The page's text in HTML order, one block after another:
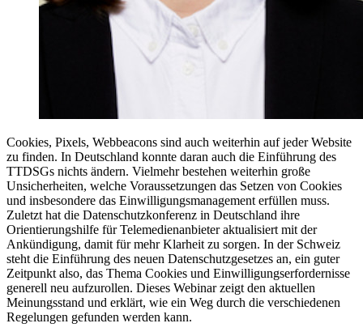
Cookies, Pixels, Webbeacons sind auch weiterhin auf jeder Website
zu finden. In Deutschland konnte daran auch die Einführung des
TTDSGs nichts ändern. Vielmehr bestehen weiterhin große
Unsicherheiten, welche Voraussetzungen das Setzen von Cookies
und insbesondere das Einwilligungsmanagement erfüllen muss.
Zuletzt hat die Datenschutzkonferenz in Deutschland ihre
Orientierungshilfe für Telemedienanbieter aktualisiert mit der
Ankündigung, damit für mehr Klarheit zu sorgen. In der Schweiz
steht die Einführung des neuen Datenschutzgesetzes an, ein guter
Zeitpunkt also, das Thema Cookies und Einwilligungserfordernisse
generell neu aufzurollen. Dieses Webinar zeigt den aktuellen
Meinungsstand und erklärt, wie ein Weg durch die verschiedenen
Regelungen gefunden werden kann.